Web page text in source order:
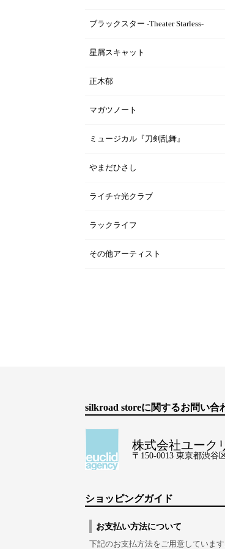
ブラックスター -Theater Starless-
星屑スキャット
正木郁
マガツノート
ミュージカル『刀剣乱舞』
やまだひさし
ライチ☆光クラブ
ラックライフ
その他アーティスト
silkroad storeに関するお問い合
株式会社ユーク
〒150-0013 東京都渋谷
ショッピングガイド
お支払い方法について
下記のお支払方法をご用意しています